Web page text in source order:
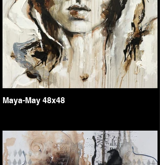
Maya-May 48x48